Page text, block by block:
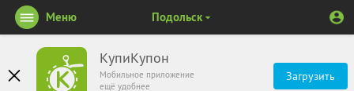
КупиКупон
Мобильное приложение
ещё удобнее
Загрузить
Меню Подольск